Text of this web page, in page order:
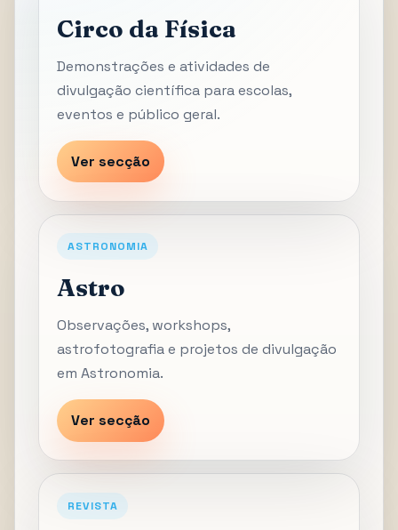
Circo da Física
Demonstrações e atividades de
divulgação científica para escolas,
eventos e público geral.
Ver secção
ASTRONOMIA
Astro
Observações, workshops,
astrofotografia e projetos de divulgação
em Astronomia.
Ver secção
REVISTA